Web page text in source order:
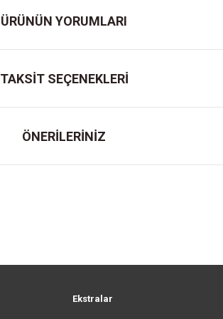
ÜRÜNÜN YORUMLARI
TAKSİT SEÇENEKLERİ
ÖNERİLERİNİZ
Ekstralar